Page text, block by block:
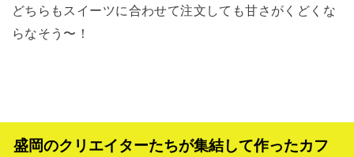
どちらもスイーツに合わせて注文しても甘さがくどくな
らなそう〜！
盛岡のクリエイターたちが集結して作ったカフ